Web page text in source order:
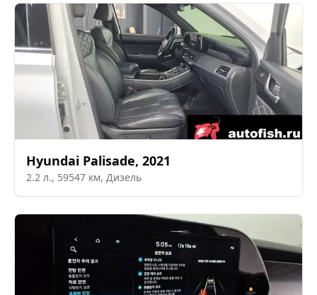
Hyundai Palisade, 2021
2.2 л., 59547 км, Дизель